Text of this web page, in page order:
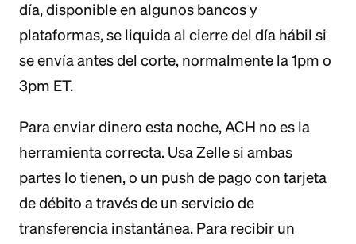
día, disponible en algunos bancos y
plataformas, se liquida al cierre del día hábil si
se envía antes del corte, normalmente la 1pm o
3pm ET.
Para enviar dinero esta noche, ACH no es la
herramienta correcta. Usa Zelle si ambas
partes lo tienen, o un push de pago con tarjeta
de débito a través de un servicio de
transferencia instantánea. Para recibir un